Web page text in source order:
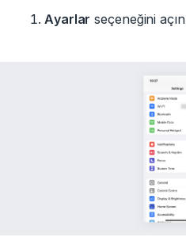
Ayarlar seçeneğini açın